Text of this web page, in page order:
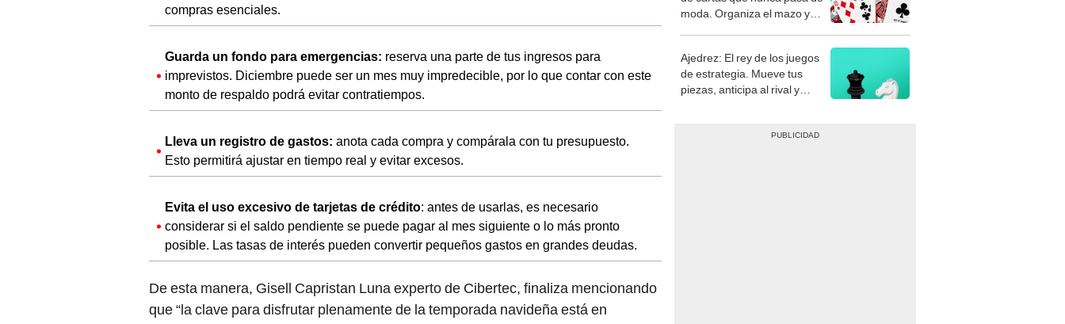
compras esenciales.
Guarda un fondo para emergencias: reserva una parte de tus ingresos para
imprevistos. Diciembre puede ser un mes muy impredecible, por lo que contar con este
monto de respaldo podrá evitar contratiempos.
Lleva un registro de gastos: anota cada compra y compárala con tu presupuesto.
Esto permitirá ajustar en tiempo real y evitar excesos.
Evita el uso excesivo de tarjetas de crédito: antes de usarlas, es necesario
considerar si el saldo pendiente se puede pagar al mes siguiente o lo más pronto
posible. Las tasas de interés pueden convertir pequeños gastos en grandes deudas.
De esta manera, Gisell Capristan Luna experto de Cibertec, finaliza mencionando
que “la clave para disfrutar plenamente de la temporada navideña está en
moda. Organiza el mazo y
Ajedrez: El rey de los juegos
de estrategia. Mueve tus
piezas, anticipa al rival y